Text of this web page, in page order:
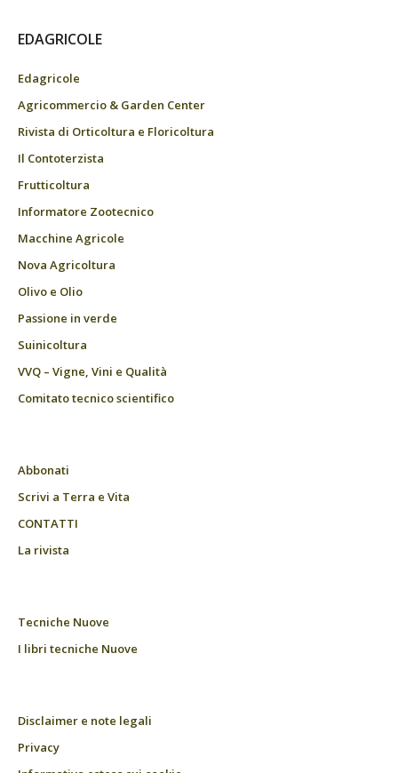
EDAGRICOLE
Edagricole
Agricommercio & Garden Center
Rivista di Orticoltura e Floricoltura
Il Contoterzista
Frutticoltura
Informatore Zootecnico
Macchine Agricole
Nova Agricoltura
Olivo e Olio
Passione in verde
Suinicoltura
VVQ – Vigne, Vini e Qualità
Comitato tecnico scientifico
Abbonati
Scrivi a Terra e Vita
CONTATTI
La rivista
Tecniche Nuove
I libri tecniche Nuove
Disclaimer e note legali
Privacy